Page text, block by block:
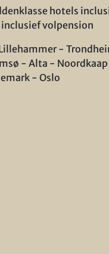
hotels
volpension
-
- Alta -
- Oslo